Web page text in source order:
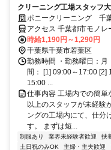
クリーニング工場スタッフ
お教えします◎
ポニークリーニング 千
アクセス 千葉都市モノレ
千葉都市モノレール２号
葉都市モノレール２号線
〈稲毛駅〉より京成バス
歩10分
時給1,190円～1,290円
千葉県千葉市若葉区
勤務時間 ・勤務曜日：
間： [1] 09:00～17:00 [2]
15:00 ...
仕事内容 工場内での簡単
以上のスタッフが未経験
ングの工場内にて、仕分
す。 まずは短...
制服あり 業界未経験者歓迎 扶
土日祝のみOK
主婦・主夫歓迎